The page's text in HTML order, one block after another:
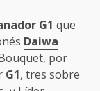
G1 que
Daiwa
por
G1, tres sobre